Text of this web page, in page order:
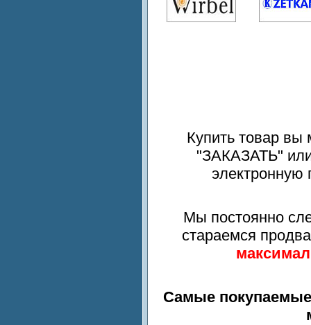
Купить товар
"ЗАКАЗАТЬ"
электронную
Мы постоянно
стараемся
Самые